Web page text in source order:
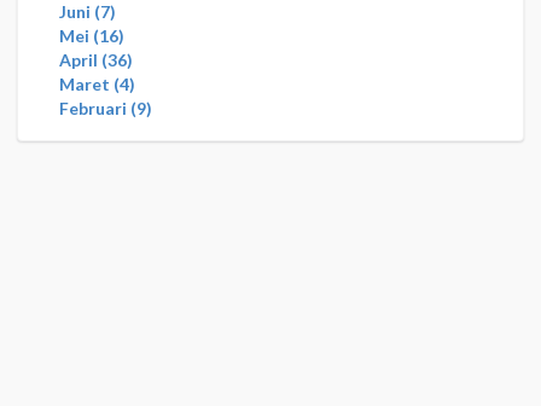
Juni 7
Mei 16
April 36
Maret 4
Februari 9